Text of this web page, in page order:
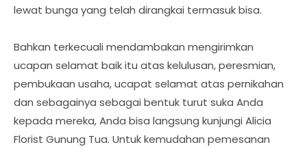
lewat bunga yang telah dirangkai termasuk bisa.
Bahkan terkecuali mendambakan mengirimkan
ucapan selamat baik itu atas kelulusan, peresmian,
pembukaan usaha, ucapat selamat atas pernikahan
dan sebagainya sebagai bentuk turut suka Anda
kepada mereka, Anda bisa langsung kunjungi Alicia
Florist Gunung Tua. Untuk kemudahan pemesanan